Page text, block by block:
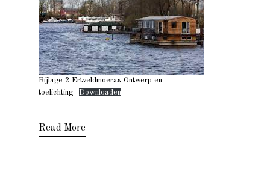
Bijlage 2 Ertveldmoeras Ontwerp en
toelichting
Downloaden
Read More